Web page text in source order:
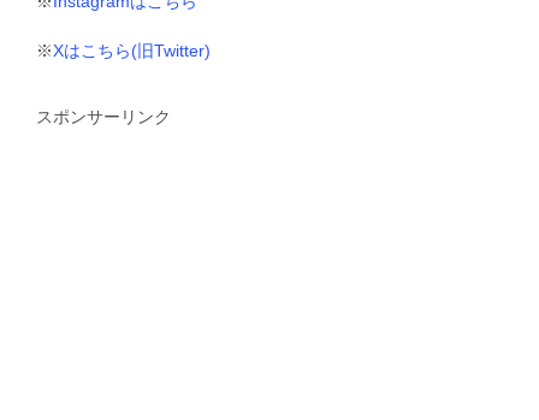
※Xはこちら(旧Twitter)
スポンサーリンク